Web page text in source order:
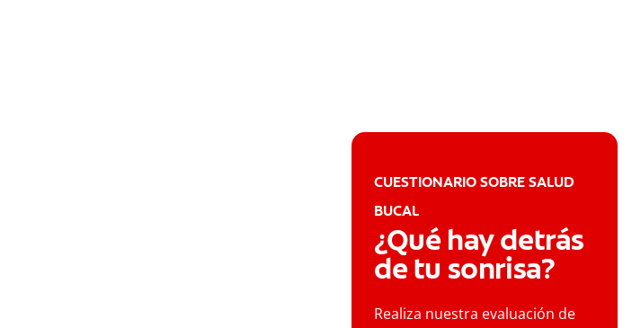
CUESTIONARIO SOBRE SALUD
BUCAL
¿Qué hay detrás
de tu sonrisa?
Realiza nuestra evaluación de